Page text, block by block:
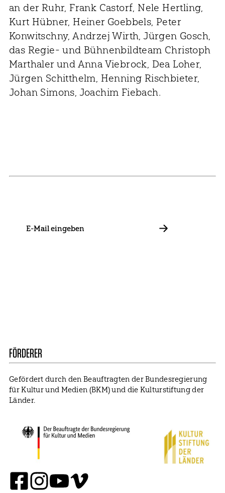
an der Ruhr, Frank Castorf, Nele Hertling,
Kurt Hübner, Heiner Goebbels, Peter
Konwitschny, Andrzej Wirth, Jürgen Gosch,
das Regie- und Bühnenbildteam Christoph
Marthaler und Anna Viebrock, Dea Loher,
Jürgen Schitthelm, Henning Rischbieter,
Johan Simons, Joachim Fiebach.
FÖRDERER
Gefördert durch den Beauftragten der Bundesregierung
für Kultur und Medien (BKM) und die Kulturstiftung der
Länder.